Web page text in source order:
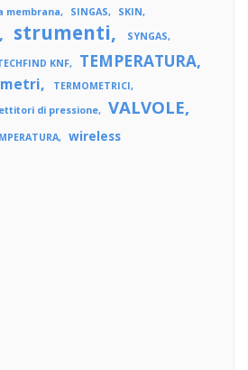
membrana SINGAS SKIN
strumenti SYNGAS
KNF TEMPERATURA
TERMOMETRICI
di pressione VALVOLE
wireless